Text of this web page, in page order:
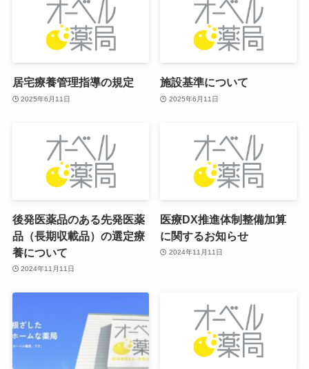
居宅療養管理指導の規定
2025年6月11日
施設基準について
2025年6月11日
後発医薬品のある先発医薬
品（長期収載品）の選定療
養について
2024年11月11日
医療DX推進体制整備加算
に関するお知らせ
2024年11月11日